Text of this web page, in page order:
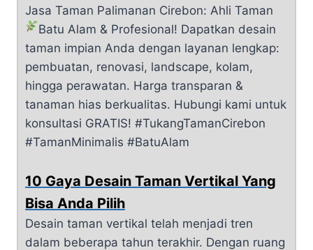
Jasa Taman Palimanan Cirebon: Ahli Taman
Batu Alam & Profesional! Dapatkan desain
taman impian Anda dengan layanan lengkap:
pembuatan, renovasi, landscape, kolam,
hingga perawatan. Harga transparan &
tanaman hias berkualitas. Hubungi kami untuk
konsultasi GRATIS! #TukangTamanCirebon
#TamanMinimalis #BatuAlam
10 Gaya Desain Taman Vertikal Yang
Bisa Anda Pilih
Desain taman vertikal telah menjadi tren
dalam beberapa tahun terakhir. Dengan ruang